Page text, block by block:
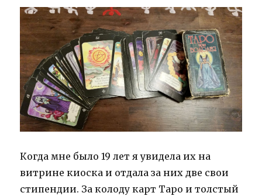
в
Баварии.
Когда мне было 19 лет я увидела их на
витрине киоска и отдала за них две свои
стипендии. За колоду карт Таро и толстый